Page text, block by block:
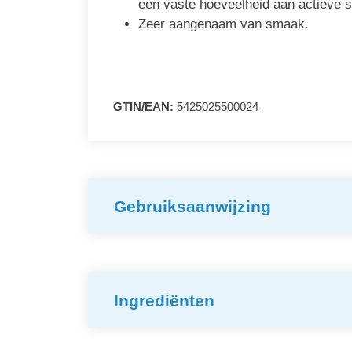
een vaste hoeveelheid aan actieve
Zeer aangenaam van smaak.
GTIN/EAN: 5425025500024
Gebruiksaanwijzing
Ingrediënten